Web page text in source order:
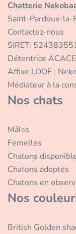
Chatterie
Saint-Pardoux-la-
Contactez-nous
SIRET:
Détentrice
Affixe LOOF :
Médiateur à la
Nos chats
Mâles
Femelles
Chatons
Chatons adoptés
Chatons en
Nos
British Golden